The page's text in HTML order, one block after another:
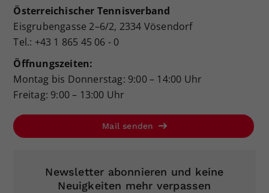
Österreichischer Tennisverband
Eisgrubengasse 2–6/2, 2334 Vösendorf
Tel.: +43 1 865 45 06 - 0
Öffnungszeiten:
Montag bis Donnerstag: 9:00 – 14:00 Uhr
Freitag: 9:00 – 13:00 Uhr
Mail senden
Newsletter abonnieren und keine
Neuigkeiten mehr verpassen